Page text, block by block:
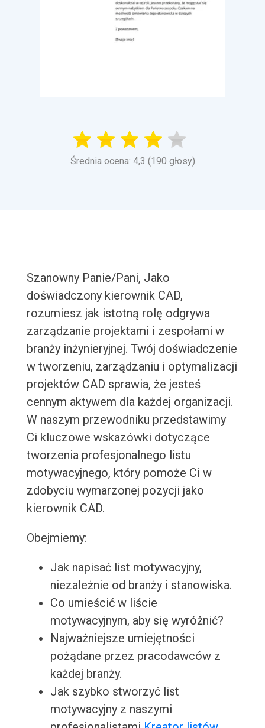
Średnia ocena: 4,3 (190 głosy)
Szanowny Panie/Pani, Jako
doświadczony kierownik CAD,
rozumiesz jak istotną rolę odgrywa
zarządzanie projektami i zespołami w
branży inżynieryjnej. Twój doświadczenie
w tworzeniu, zarządzaniu i optymalizacji
projektów CAD sprawia, że jesteś
cennym aktywem dla każdej organizacji.
W naszym przewodniku przedstawimy
Ci kluczowe wskazówki dotyczące
tworzenia profesjonalnego listu
motywacyjnego, który pomoże Ci w
zdobyciu wymarzonej pozycji jako
kierownik CAD.
Obejmiemy:
Jak napisać list motywacyjny,
niezależnie od branży i stanowiska.
Co umieścić w liście
motywacyjnym, aby się wyróżnić?
Najważniejsze umiejętności
pożądane przez pracodawców z
każdej branży.
Jak szybko stworzyć list
motywacyjny z naszymi